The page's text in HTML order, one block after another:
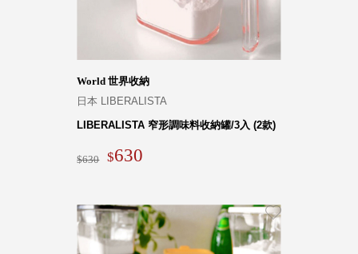
World 世界收納
日本 LIBERALISTA
LIBERALISTA 窄形調味料收納罐/3入 (2款)
630 630